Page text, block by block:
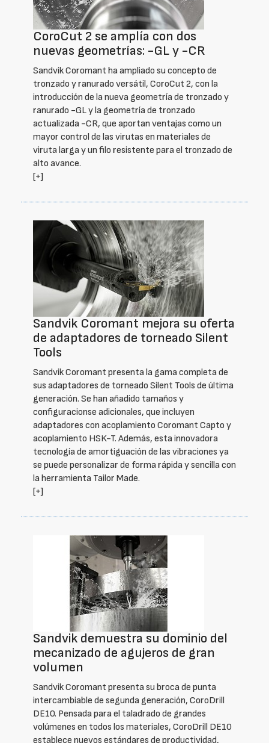
CoroCut 2 se amplía con dos
nuevas geometrías: -GL y -CR
Sandvik Coromant ha ampliado su concepto de
tronzado y ranurado versátil, CoroCut 2, con la
introducción de la nueva geometría de tronzado y
ranurado -GL y la geometría de tronzado
actualizada -CR, que aportan ventajas como un
mayor control de las virutas en materiales de
viruta larga y un filo resistente para el tronzado de
alto avance.
[+]
Sandvik Coromant mejora su oferta
de adaptadores de torneado Silent
Tools
Sandvik Coromant presenta la gama completa de
sus adaptadores de torneado Silent Tools de última
generación. Se han añadido tamaños y
configuracionse adicionales, que incluyen
adaptadores con acoplamiento Coromant Capto y
acoplamiento HSK-T. Además, esta innovadora
tecnología de amortiguación de las vibraciones ya
se puede personalizar de forma rápida y sencilla con
la herramienta Tailor Made.
[+]
Sandvik demuestra su dominio del
mecanizado de agujeros de gran
volumen
Sandvik Coromant presenta su broca de punta
intercambiable de segunda generación, CoroDrill
DE10. Pensada para el taladrado de grandes
volúmenes en todos los materiales, CoroDrill DE10
establece nuevos estándares de productividad,